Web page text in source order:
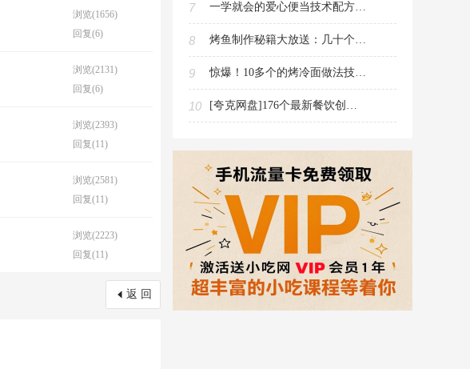
浏览(1656)
回复(6)
浏览(2131)
回复(6)
浏览(2393)
回复(11)
浏览(2581)
回复(11)
浏览(2223)
回复(11)
返 回
7 一学就会的爱心便当技术配方PDF电子书（儿童每日便当新花样）
8 烤鱼制作秘籍大放送：几十个做法技术配方视频教程免费领取走起
9 惊爆！10多个的烤冷面做法技术配方视频教程现在免费领取
10 [夸克网盘]176个最新餐饮创业视频教程资料（教程文件182.9G大小20积分下载）